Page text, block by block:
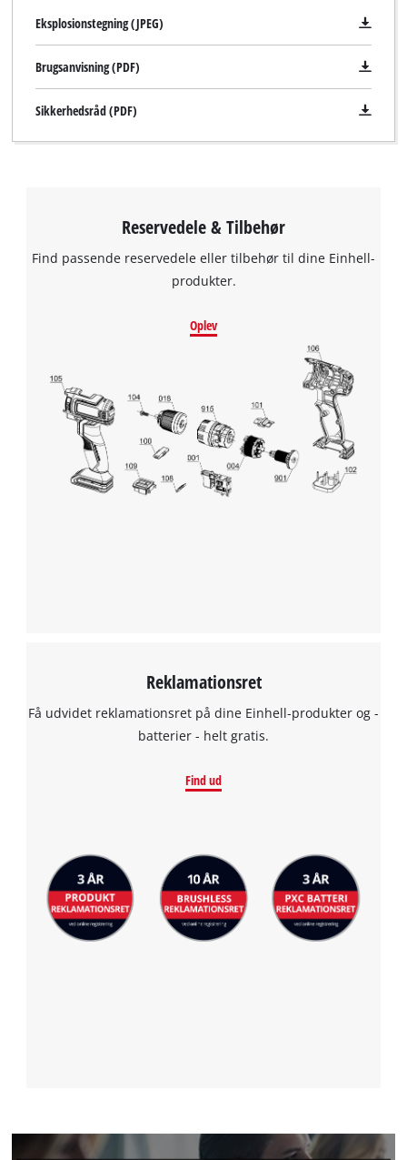
Eksplosionstegning (JPEG)
Brugsanvisning (PDF)
Sikkerhedsråd (PDF)
Reservedele & Tilbehør
Find passende reservedele eller tilbehør til dine Einhell-
produkter.
Oplev
Reklamationsret
Få udvidet reklamationsret på dine Einhell-produkter og -
batterier - helt gratis.
Find ud